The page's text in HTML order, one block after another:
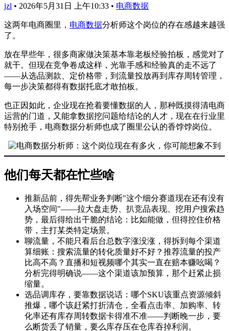
jzl • 2026年5月31日 上午10:33 • 电商数据
这两年电商圈里， 电商数据分析师这个岗位的存在感越来越强
了。
放在早些年，很多商家做决策基本靠老板经验拍板，感觉对了
就干。但现在竞争卷成这样，光靠手感和经验真的走不远了
——从选品测款、定价格带，到流量投放再到库存周转管理，
每一步决策都得有数据托底才敢拍板。
也正因如此，企业现在抢着要懂数据的人，那种既摸得清电商
运营的门道，又能拿数据挖问题给结论的人才，现在在行业里
特别抢手，电商数据分析师也成了圈里公认的香饽饽岗位。
他们每天都在忙些啥
推新品前，得先帮业务判断"这个细分赛道现在还有没有
入场空间"——拉大盘走势、扒竞品表现、挖用户搜索趋
势，最后得给出干脆的结论：比如能做，但得控住价格
带，主打某类特定场景。
聊流量，不能只看后台总数字涨没涨，得拆到每个渠道
算细账：搜索流量的转化质量好不好？推荐流量的投产
比高不高？直播和短视频哪个其实一直在赔本赚吆喝？
分析完得明确说——这个渠道该加预算，那个赶紧止损
缩量。
选品调库存，要靠数据说话：哪个SKU该重点资源倾斜
推爆，哪个该赶紧打折清仓，全看点击率、加购率、转
化率还有库存周转数据卡得准不准——判断晚一步，要
么断货丢了销量，要么库存压在仓库吞掉利润。